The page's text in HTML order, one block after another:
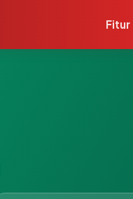
Fitur